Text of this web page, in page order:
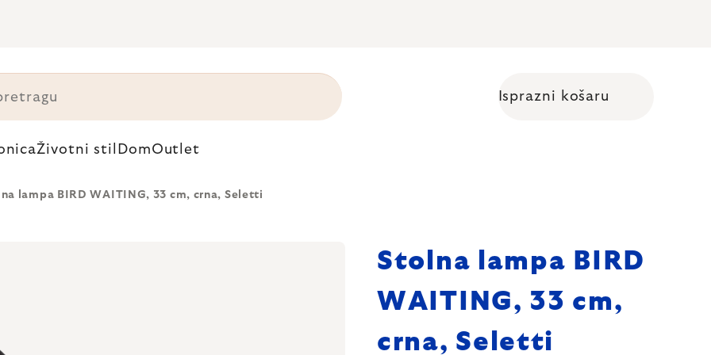
Isprazni košaru
Životni stil DomOutlet
lampa BIRD WAITING, 33 cm, crna, Seletti
Stolna lampa BIRD
WAITING, 33 cm,
crna, Seletti